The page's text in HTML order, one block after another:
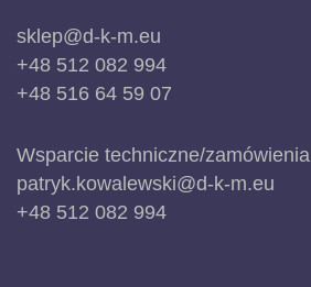
sklep@d-k-m.eu
+48 512 082 994
+48 516 64 59 07
Wsparcie techniczne/zamówienia
patryk.kowalewski@d-k-m.eu
+48 512 082 994